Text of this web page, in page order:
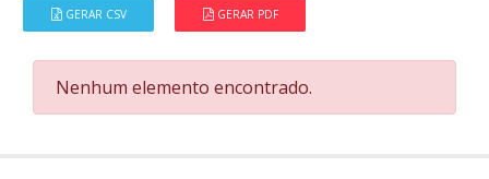
GERAR CSV GERAR PDF
Nenhum elemento encontrado.